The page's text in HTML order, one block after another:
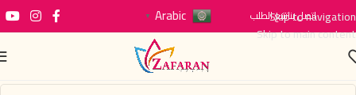
Skip to navigation
Skip to main content
اتصل بناتتبع الطلب Arabic
▼